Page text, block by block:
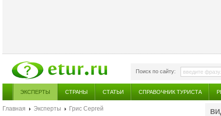
Поиск по сайту:
ЭКСПЕРТЫ СТРАНЫ СТАТЬИ СПРАВОЧНИК ТУРИСТА
Главная Эксперты Грис Сергей